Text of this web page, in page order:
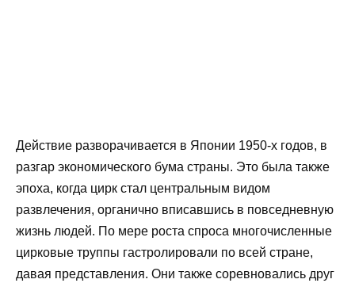
Действие разворачивается в Японии 1950-х годов, в
разгар экономического бума страны. Это была также
эпоха, когда цирк стал центральным видом
развлечения, органично вписавшись в повседневную
жизнь людей. По мере роста спроса многочисленные
цирковые труппы гастролировали по всей стране,
давая представления. Они также соревновались друг